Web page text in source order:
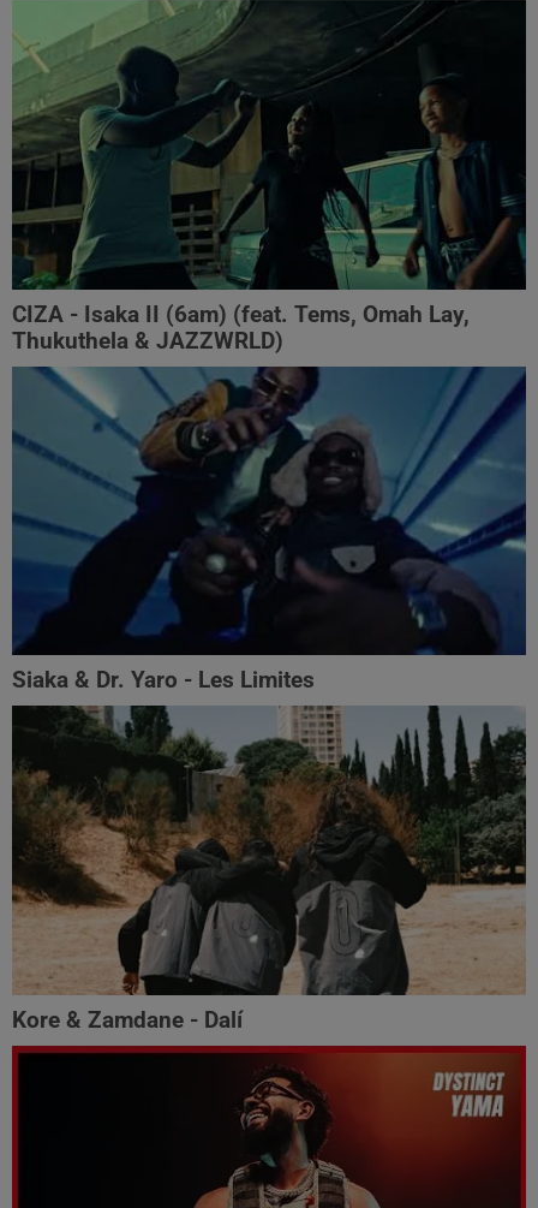
CIZA - Isaka II (6am) (feat. Tems, Omah Lay,
Thukuthela & JAZZWRLD)
Siaka & Dr. Yaro - Les Limites
Kore & Zamdane - Dalí